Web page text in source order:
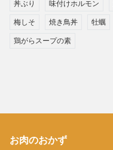
丼ぶり 味付けホルモン
梅しそ 焼き鳥丼 牡蠣
鶏がらスープの素
お肉のおかず